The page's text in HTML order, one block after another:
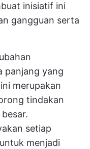
inisiatif ini
gangguan serta
panjang yang
merupakan
tindakan
setiap
menjadi